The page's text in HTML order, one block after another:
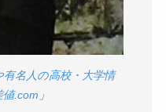
有名人の高校・大学情
値.com 」